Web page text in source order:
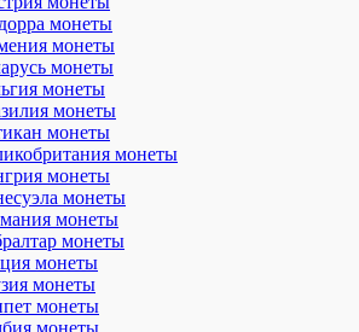
монеты
монеты
монеты
монеты
монеты
монеты
монеты
монеты
монеты
монеты
монеты
монеты
монеты
монеты
монеты